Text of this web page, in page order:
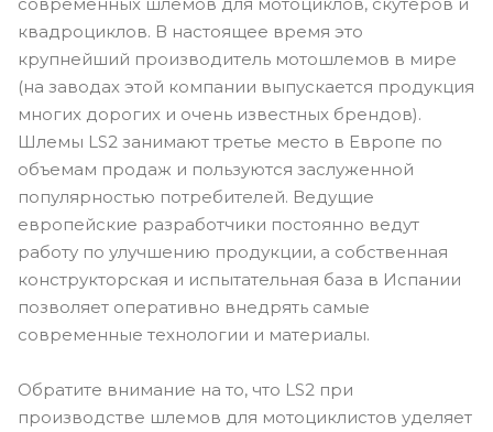
квадроциклов. В настоящее время это
крупнейший производитель мотошлемов в мире
(на заводах этой компании выпускается продукция
многих дорогих и очень известных брендов).
Шлемы LS2 занимают третье место в Европе по
объемам продаж и пользуются заслуженной
популярностью потребителей. Ведущие
европейские разработчики постоянно ведут
работу по улучшению продукции, а собственная
конструкторская и испытательная база в Испании
позволяет оперативно внедрять самые
современные технологии и материалы.
Обратите внимание на то, что LS2 при
производстве шлемов для мотоциклистов уделяет